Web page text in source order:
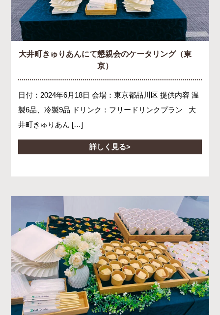
大井町きゅりあんにて懇親会のケータリング（東
京）
日付：2024年6月18日 会場：東京都品川区 提供内容 温
製6品、冷製9品 ドリンク：フリードリンクプラン 大
井町きゅりあん […]
詳しく見る